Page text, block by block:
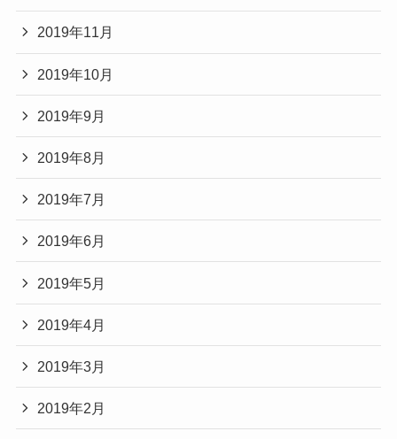
2019年11月
2019年10月
2019年9月
2019年8月
2019年7月
2019年6月
2019年5月
2019年4月
2019年3月
2019年2月